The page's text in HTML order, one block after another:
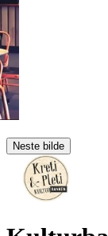
Neste bilde